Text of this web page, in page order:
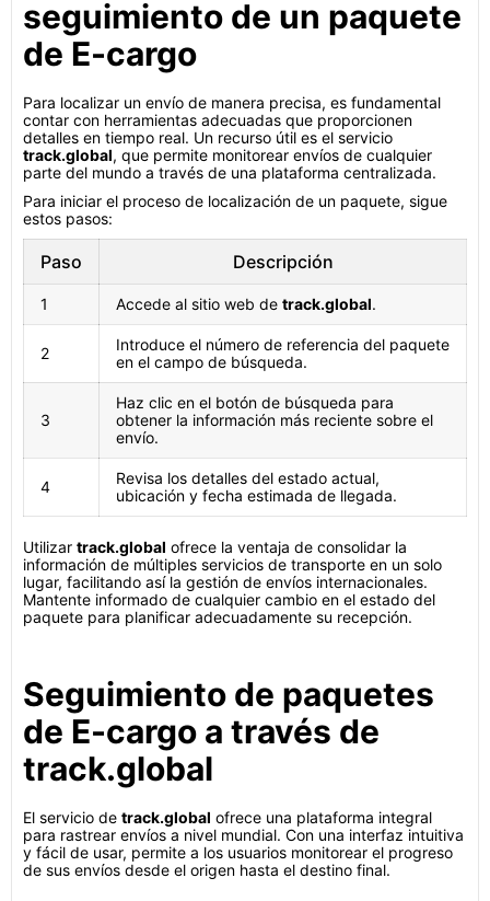
seguimiento de un paquete
de E-cargo
Para localizar un envío de manera precisa, es fundamental
contar con herramientas adecuadas que proporcionen
detalles en tiempo real. Un recurso útil es el servicio
track.global, que permite monitorear envíos de cualquier
parte del mundo a través de una plataforma centralizada.
Para iniciar el proceso de localización de un paquete, sigue
estos pasos:
Paso Descripción
1 Accede al sitio web de track.global.
2
Introduce el número de referencia del paquete
en el campo de búsqueda.
3
Haz clic en el botón de búsqueda para
obtener la información más reciente sobre el
envío.
4
Revisa los detalles del estado actual,
ubicación y fecha estimada de llegada.
Utilizar track.global ofrece la ventaja de consolidar la
información de múltiples servicios de transporte en un solo
lugar, facilitando así la gestión de envíos internacionales.
Mantente informado de cualquier cambio en el estado del
paquete para planificar adecuadamente su recepción.
Seguimiento de paquetes
de E-cargo a través de
track.global
El servicio de track.global ofrece una plataforma integral
para rastrear envíos a nivel mundial. Con una interfaz intuitiva
y fácil de usar, permite a los usuarios monitorear el progreso
de sus envíos desde el origen hasta el destino final.